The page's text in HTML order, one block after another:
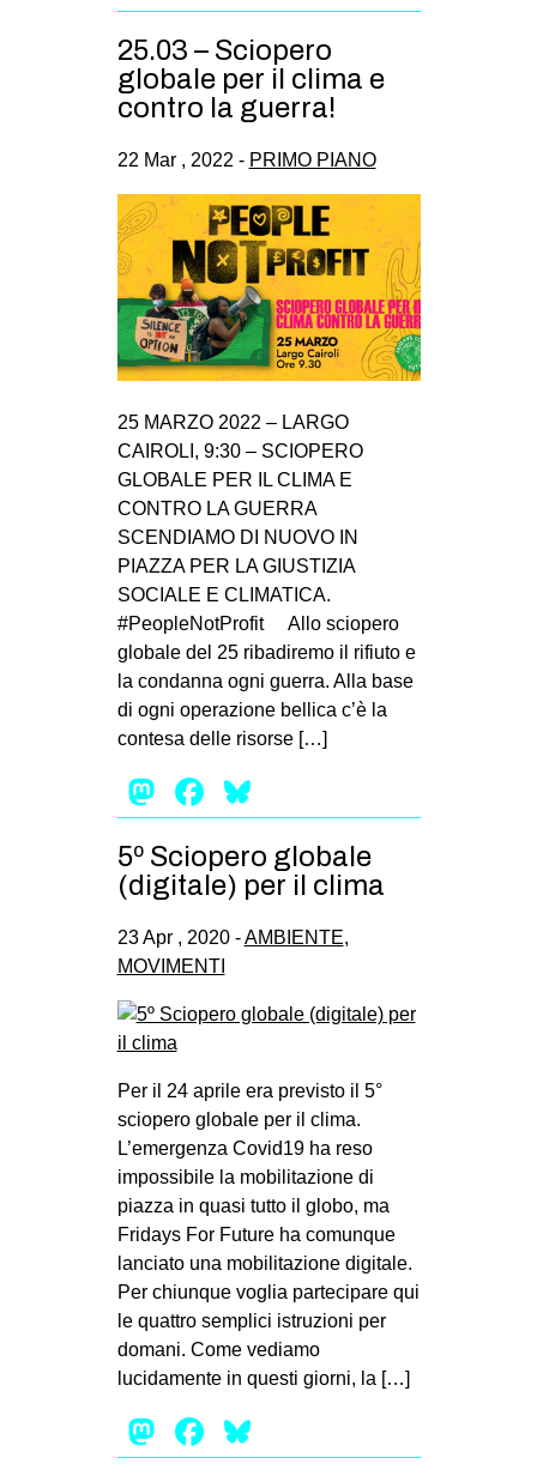
tw
bsky
ms
SEARCH
25.03 – Sciopero
globale per il clima e
contro la guerra!
22 Mar , 2022 - PRIMO PIANO
25 MARZO 2022 – LARGO
CAIROLI, 9:30 – SCIOPERO
GLOBALE PER IL CLIMA E
CONTRO LA GUERRA ⠀
SCENDIAMO DI NUOVO IN
PIAZZA PER LA GIUSTIZIA
SOCIALE E CLIMATICA.
#PeopleNotProfit ⠀ Allo sciopero
globale del 25 ribadiremo il rifiuto e
la condanna ogni guerra. Alla base
di ogni operazione bellica c’è la
contesa delle risorse […]
Mastodon
Facebook
5º Sciopero globale
(digitale) per il clima
23 Apr , 2020 -AMBIENTE,
MOVIMENTI
Per il 24 aprile era previsto il 5°
sciopero globale per il clima.
L’emergenza Covid19 ha reso
impossibile la mobilitazione di
piazza in quasi tutto il globo, ma
Fridays For Future ha comunque
lanciato una mobilitazione digitale.
Per chiunque voglia partecipare qui
le quattro semplici istruzioni per
domani. Come vediamo
lucidamente in questi giorni, la […]
Mastodon
Facebook